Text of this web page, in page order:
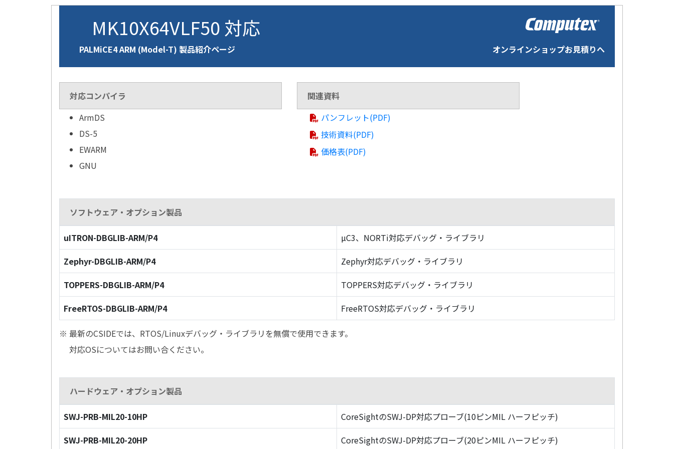
MK10X64VLF50 対応
PALMiCE4 ARM (Model-T) 製品紹介ページ オンラインショップお見積りへ
対応コンパイラ
ArmDS
DS-5
EWARM
GNU
関連資料
パンフレット(PDF)
技術資料(PDF)
価格表(PDF)
ソフトウェア・オプション製品
uITRON-DBGLIB-ARM/P4
µC3、NORTi対応デバッグ・ライブラリ
Zephyr-DBGLIB-ARM/P4
Zephyr対応デバッグ・ライブラリ
TOPPERS-DBGLIB-ARM/P4
TOPPERS対応デバッグ・ライブラリ
FreeRTOS-DBGLIB-ARM/P4
FreeRTOS対応デバッグ・ライブラリ
※ 最新のCSIDEでは、RTOS/Linuxデバッグ・ライブラリを無償で使用できます。
対応OSについてはお問い合ください。
ハードウェア・オプション製品
SWJ-PRB-MIL20-10HP
CoreSightのSWJ-DP対応プローブ(10ピンMIL ハーフピッチ)
SWJ-PRB-MIL20-20HP
CoreSightのSWJ-DP対応プローブ(20ピンMIL ハーフピッチ)